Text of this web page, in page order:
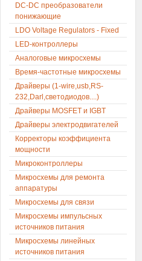
DC-DC преобразователи
понижающие
LDO Voltage Regulators - Fixed
LED-контроллеры
Аналоговые микросхемы
Время-частотные микросхемы
Драйверы (1-wire,usb,RS-
232,Darl,светодиодов....)
Драйверы MOSFET и IGBT
Драйверы электродвигателей
Корректоры коэффициента
мощности
Микроконтроллеры
Микросхемы для ремонта
аппаратуры
Микросхемы для связи
Микросхемы импульсных
источников питания
Микросхемы линейных
источников питания